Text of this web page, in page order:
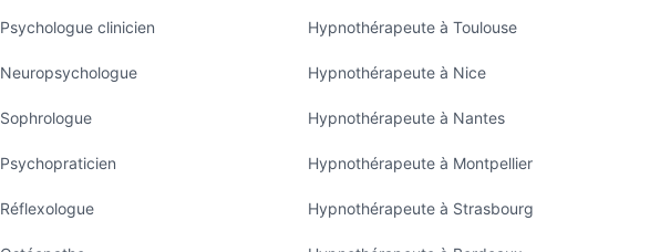
Psychologue clinicien
Neuropsychologue
Sophrologue
Psychopraticien
Réflexologue
Hypnothérapeute à Toulouse
Hypnothérapeute à Nice
Hypnothérapeute à Nantes
Hypnothérapeute à Montpellier
Hypnothérapeute à Strasbourg